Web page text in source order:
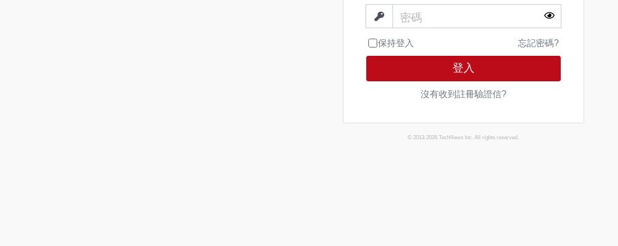
密碼
保持登入 忘記密碼?
登入
沒有收到註冊驗證信?
© 2013-2026 TechNews Inc. All rights reserved.